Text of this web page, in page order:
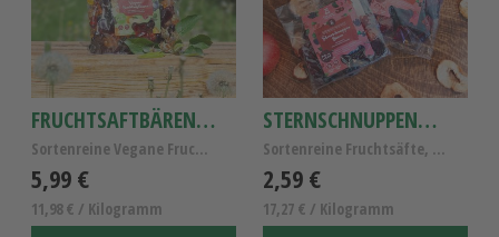
FRUCHTSAFTBÄREN VEGAN 8 FRUCHT
Sortenreine Vegane Fruchtsaftbären ohne Gelatine, ...
5,99 €
11,98 € / Kilogramm
STERNSCHNUPPENBÄREN ROT 150G
Sortenreine Fruchtsäfte, Fruchtgummi Sternschnuppe...
2,59 €
17,27 € / Kilogramm